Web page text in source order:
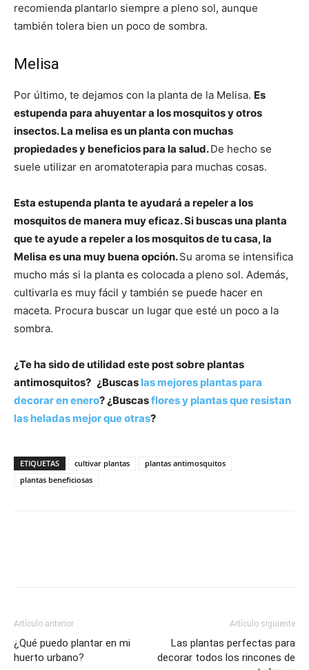
recomienda plantarlo siempre a pleno sol, aunque
también tolera bien un poco de sombra.
Melisa
Por último, te dejamos con la planta de la Melisa. Es
estupenda para ahuyentar a los mosquitos y otros
insectos. La melisa es un planta con muchas
propiedades y beneficios para la salud.De hecho se
suele utilizar en aromatoterapia para muchas cosas.
Esta estupenda planta te ayudará a repeler a los
mosquitos de manera muy eficaz. Si buscas una planta
que te ayude a repeler a los mosquitos de tu casa, la
Melisa es una muy buena opción.Su aroma se intensifica
mucho más si la planta es colocada a pleno sol. Además,
cultivarla es muy fácil y también se puede hacer en
maceta. Procura buscar un lugar que esté un poco a la
sombra.
¿Te ha sido de utilidad este post sobre plantas
antimosquitos? ¿Buscas las mejores plantas para
decorar en enero? ¿Buscasflores y plantas que resistan
las heladas mejor que otras?
ETIQUETAS cultivar plantas
plantas antimosquitos
plantas beneficiosas
Artículo anterior
¿Qué puedo plantar en mi
huerto urbano?
Artículo siguiente
Las plantas perfectas para
decorar todos los rincones de